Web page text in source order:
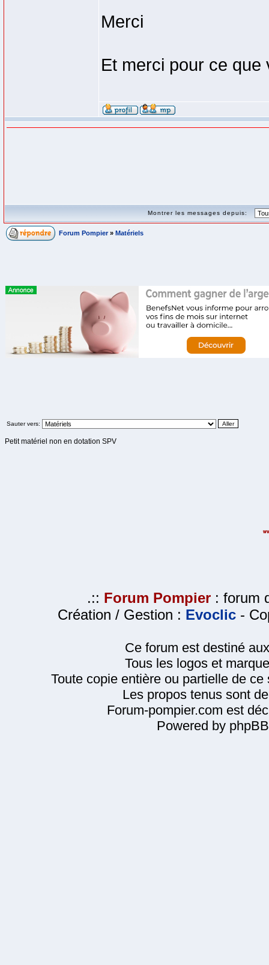
Merci
Et merci pour ce
Montrer les messages depuis:
Forum Pompier » Matériels
Sauter vers:
Petit matériel non en dotation SPV
.:: Forum Pompier : forum
Création / Gestion : Evoclic -
Ce forum est destiné
Tous les logos et
Toute copie entière ou partielle de
Les propos tenus sont
Forum-pompier.com est
Powered by